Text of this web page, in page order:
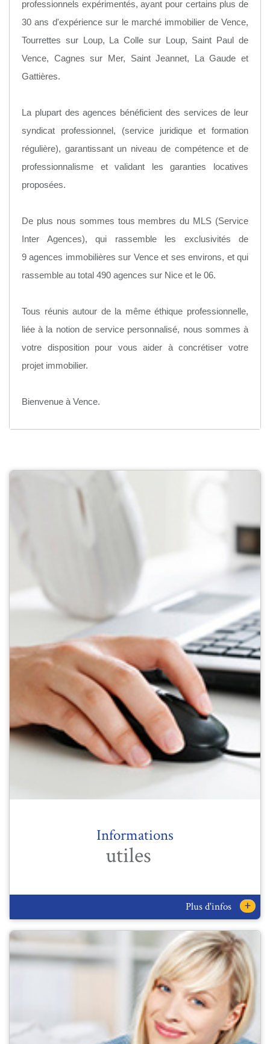
professionnels expérimentés, ayant pour certains plus de
30 ans d'expérience sur le marché immobilier de Vence,
Tourrettes sur Loup, La Colle sur Loup, Saint Paul de
Vence, Cagnes sur Mer, Saint Jeannet, La Gaude et
Gattières.
La plupart des agences bénéficient des services de leur
syndicat professionnel, (service juridique et formation
régulière), garantissant un niveau de compétence et de
professionnalisme et validant les garanties locatives
proposées.
De plus nous sommes tous membres du MLS (Service
Inter Agences), qui rassemble les exclusivités de
9 agences immobilières sur Vence et ses environs, et qui
rassemble au total 490 agences sur Nice et le 06.
Tous réunis autour de la même éthique professionnelle,
liée à la notion de service personnalisé, nous sommes à
votre disposition pour vous aider à concrétiser votre
projet immobilier.
Bienvenue à Vence.
Informations
utiles
Plus d'infos +